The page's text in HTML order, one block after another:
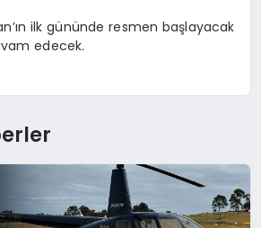
ilk gününde resmen başlayacak
edecek.